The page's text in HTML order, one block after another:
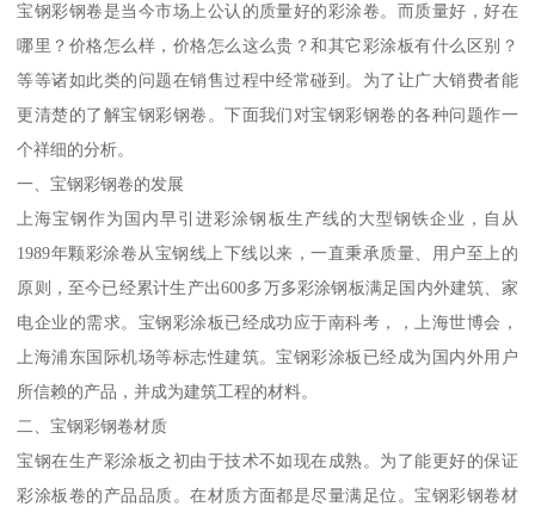
宝钢彩钢卷是当今市场上公认的质量好的彩涂卷。而质量好，好在
哪里？价格怎么样，价格怎么这么贵？和其它彩涂板有什么区别？
等等诸如此类的问题在销售过程中经常碰到。为了让广大销费者能
更清楚的了解宝钢彩钢卷。下面我们对宝钢彩钢卷的各种问题作一
个祥细的分析。
一、宝钢彩钢卷的发展
上海宝钢作为国内早引进彩涂钢板生产线的大型钢铁企业，自从
1989年颗彩涂卷从宝钢线上下线以来，一直秉承质量、用户至上的
原则，至今已经累计生产出600多万多彩涂钢板满足国内外建筑、家
电企业的需求。宝钢彩涂板已经成功应于南科考，，上海世博会，
上海浦东国际机场等标志性建筑。宝钢彩涂板已经成为国内外用户
所信赖的产品，并成为建筑工程的材料。
二、宝钢彩钢卷材质
宝钢在生产彩涂板之初由于技术不如现在成熟。为了能更好的保证
彩涂板卷的产品品质。在材质方面都是尽量满足位。宝钢彩钢卷材